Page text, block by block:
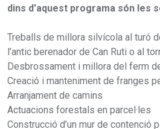
dins d’aquest programa són les
Treballs de millora silvícola al turó
l’antic berenador de Can Ruti o al
Desbrossament i millora del ferm
Creació i manteniment de franges
Arranjament de camins
Actuacions forestals en parcel·les
Construcció d’un mur de contenció